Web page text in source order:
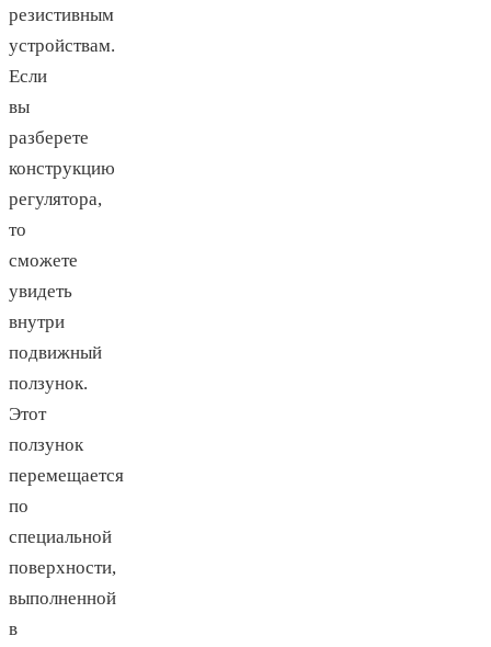
резистивным
устройствам.
Если
вы
разберете
конструкцию
регулятора,
то
сможете
увидеть
внутри
подвижный
ползунок.
Этот
ползунок
перемещается
по
специальной
поверхности,
выполненной
в